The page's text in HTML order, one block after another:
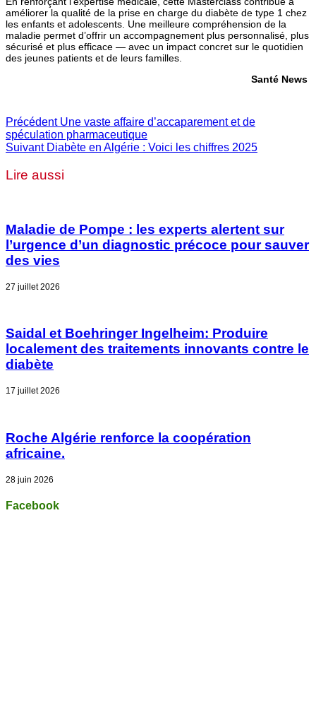
améliorer la qualité de la prise en charge du diabète de type 1 chez
les enfants et adolescents. Une meilleure compréhension de la
maladie permet d’offrir un accompagnement plus personnalisé, plus
sécurisé et plus efficace — avec un impact concret sur le quotidien
des jeunes patients et de leurs familles.
Santé News
PrécédentUne vaste affaire d’accaparement et de
spéculation pharmaceutique
SuivantDiabète en Algérie : Voici les chiffres 2025
Lire aussi
Maladie de Pompe : les experts alertent sur
l’urgence d’un diagnostic précoce pour sauver
des vies
27 juillet 2026
Saidal et Boehringer Ingelheim: Produire
localement des traitements innovants contre le
diabète
17 juillet 2026
Roche Algérie renforce la coopération
africaine.
28 juin 2026
Facebook